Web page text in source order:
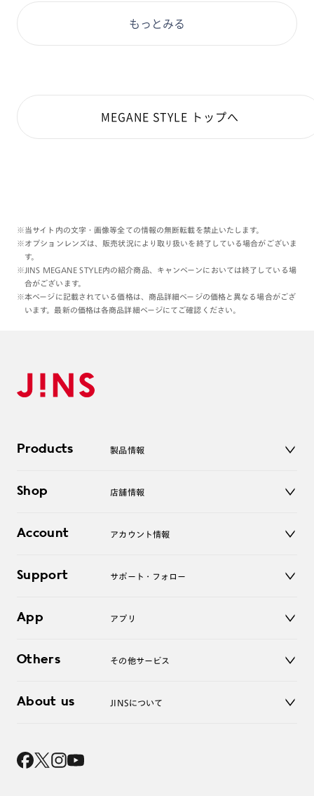
もっとみる
MEGANE STYLE トップへ
※当サイト内の文字・画像等全ての情報の無断転載を禁止いたします。
※オプションレンズは、販売状況により取り扱いを終了している場合がございま
す。
※JINS MEGANE STYLE内の紹介商品、キャンペーンにおいては終了している場
合がございます。
※本ページに記載されている価格は、商品詳細ページの価格と異なる場合がござ
います。最新の価格は各商品詳細ページにてご確認ください。
Products 製品情報
サングラス
コンタクトレンズ
アクセサリー
Shop 店舗情報
オンラインショップ
Account アカウント情報
ログアウト
Support サポート・フォロー
よくあるご質問
お問い合わせ
App アプリ
Others その他サービス
レンズ交換
About us JINSについて
採用情報